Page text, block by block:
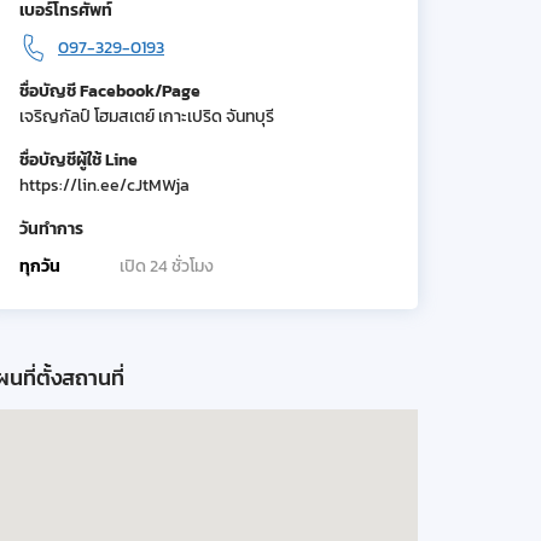
เบอร์โทรศัพท์
097-329-0193
ชื่อบัญชี Facebook/Page
เจริญกัลป์ โฮมสเตย์ เกาะเปริด จันทบุรี
ชื่อบัญชีผู้ใช้ Line
https://lin.ee/cJtMWja
วันทำการ
ทุกวัน
เปิด 24 ชั่วโมง
นที่ตั้งสถานที่